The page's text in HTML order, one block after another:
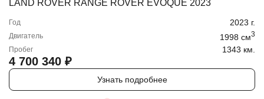
LAND ROVER RANGE ROVER EVOQUE 2023
Год 2023 г.
Двигатель 1998 cм3
Пробег 1343 км.
4 700 340 ₽
Узнать подробнее